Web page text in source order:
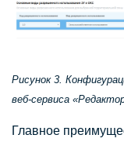
Рисунок 3.
веб-сервиса
Главное